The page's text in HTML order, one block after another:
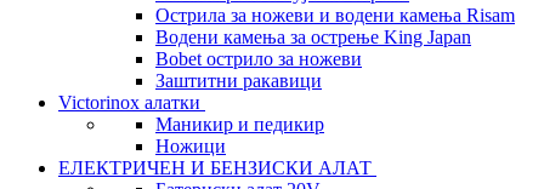
Острила за ножеви и водени камења Risam
Водени камења за острење King Japan
Bobet острило за ножеви
Заштитни ракавици
Victorinox алатки
Маникир и педикир
Ножици
ЕЛЕКТРИЧЕН И БЕНЗИСКИ АЛАТ